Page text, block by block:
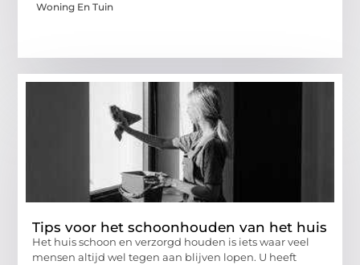
Woning En Tuin
Tips voor het schoonhouden van het huis
Het huis schoon en verzorgd houden is iets waar veel
mensen altijd wel tegen aan blijven lopen. U heeft